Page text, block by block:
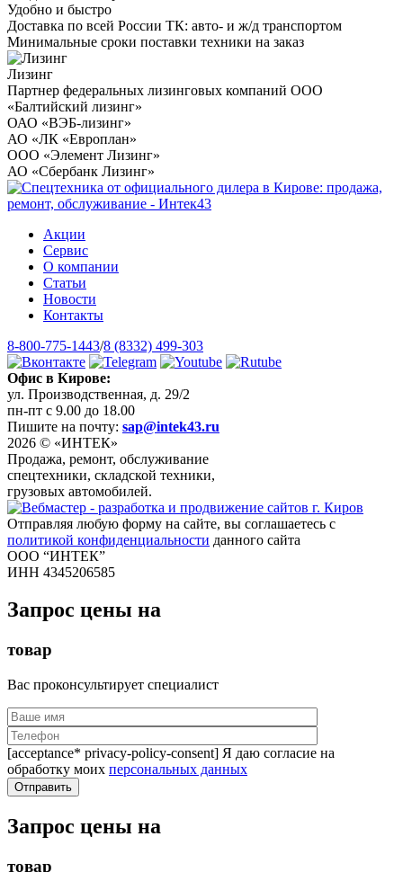
Удобно и быстро
Доставка по всей России ТК: авто- и ж/д транспортом
Минимальные сроки поставки техники на заказ
Лизинг
Партнер федеральных лизинговых компаний ООО
«Балтийский лизинг»
ОАО «ВЭБ-лизинг»
АО «ЛК «Европлан»
ООО «Элемент Лизинг»
АО «Сбербанк Лизинг»
Акции
Сервис
О компании
Статьи
Новости
Контакты
8-800-775-1443/8 (8332) 499-303
Офис в Кирове:
ул. Производственная, д. 29/2
пн-пт с 9.00 до 18.00
Пишите на почту: sap@intek43.ru
2026 © «ИНТЕК»
Продажа, ремонт, обслуживание
спецтехники, складской техники,
грузовых автомобилей.
Отправляя любую форму на сайте, вы соглашаетесь с
политикой конфиденциальности данного сайта
ООО “ИНТЕК”
ИНН 4345206585
Запрос цены на
товар
Вас проконсультирует специалист
[acceptance* privacy-policy-consent] Я даю согласие на
обработку моих персональных данных
Запрос цены на
товар